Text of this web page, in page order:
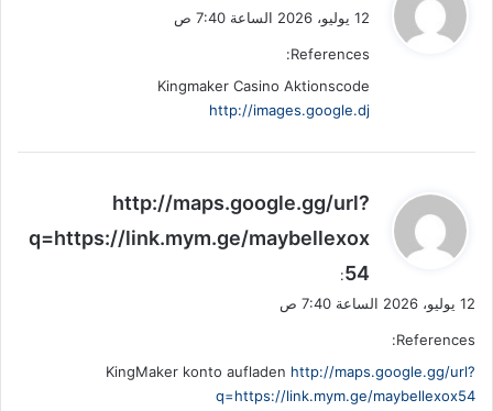
ل
12 يوليو، 2026 الساعة 7:40 ص
References:
Kingmaker Casino Aktionscode
http://images.google.dj
ي
و
ل
http://maps.google.gg/url?
q=https://link.mym.ge/maybellexox
54
:
12 يوليو، 2026 الساعة 7:40 ص
References:
KingMaker konto aufladen http://maps.google.gg/url?
q=https://link.mym.ge/maybellexox54